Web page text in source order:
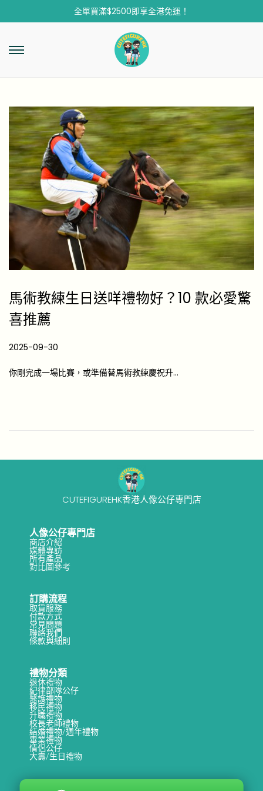
全單買滿$2500即享全港免運！
馬術教練生日送咩禮物好？10 款必愛驚
喜推薦
P
s
n
2025-09-30
2
-
7
你剛完成一場比賽，或準備替馬術教練慶祝升…
CUTEFIGUREHK香港人像公仔專門店
人像公仔專門店
商店介紹
媒體專訪
所有產品
對比圖參考
訂購流程
取貨服務
付款方式
常見問題
聯絡我們
條款與細則
禮物分類
退休禮物
紀律部隊公仔
醫護禮物
移民禮物
升職禮物
校長老師禮物
結婚禮物/週年禮物
畢業禮物
情侶公仔
大壽/生日禮物